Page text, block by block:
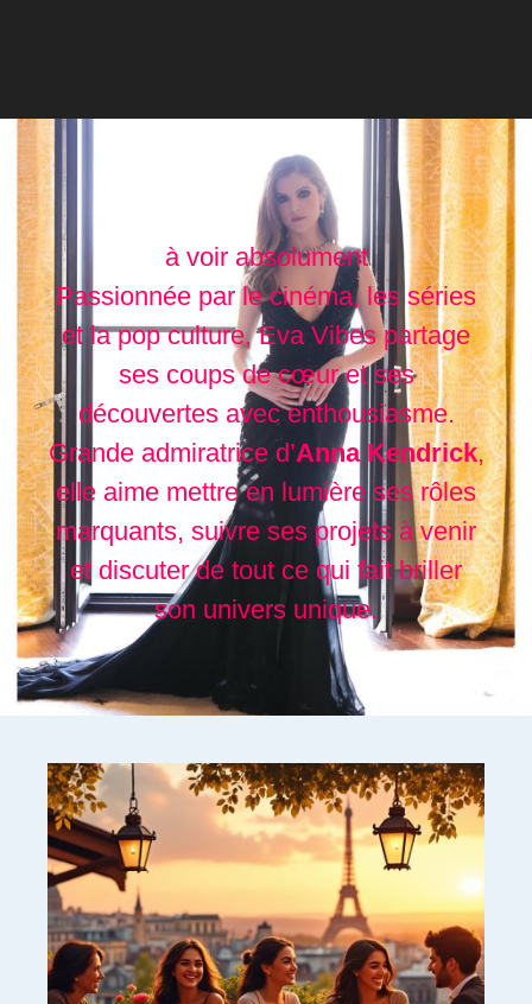
à voir absolument
Passionnée par le cinéma, les séries
et la pop culture, Eva Vibes partage
ses coups de cœur et ses
découvertes avec enthousiasme.
Grande admiratrice d’Anna Kendrick,
elle aime mettre en lumière ses rôles
marquants, suivre ses projets à venir
et discuter de tout ce qui fait briller
son univers unique.